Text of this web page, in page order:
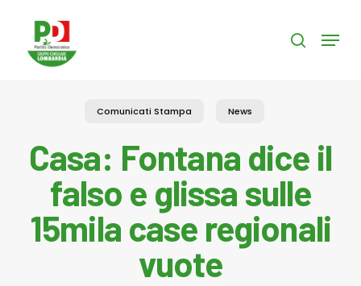
content
search
Menu
Comunicati Stampa News
Casa: Fontana dice il
falso e glissa sulle
15mila case regionali
vuote